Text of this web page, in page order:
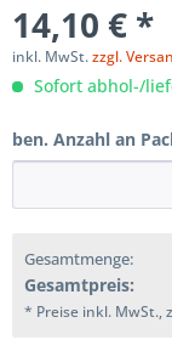
14,10 € *
inkl. MwSt.zzgl.
Sofort abhol-/
ben. Anzahl an
Gesamtmenge:
Gesamtpreis:
* Preise inkl. MwSt.,